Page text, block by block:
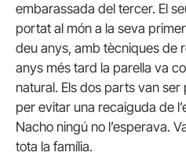
embarassada del tercer. El
portat al món a la seva
deu anys, amb tècniques de
anys més tard la parella va
natural. Els dos parts van
per evitar una recaiguda de
Nacho ningú no l’esperava.
tota la família.